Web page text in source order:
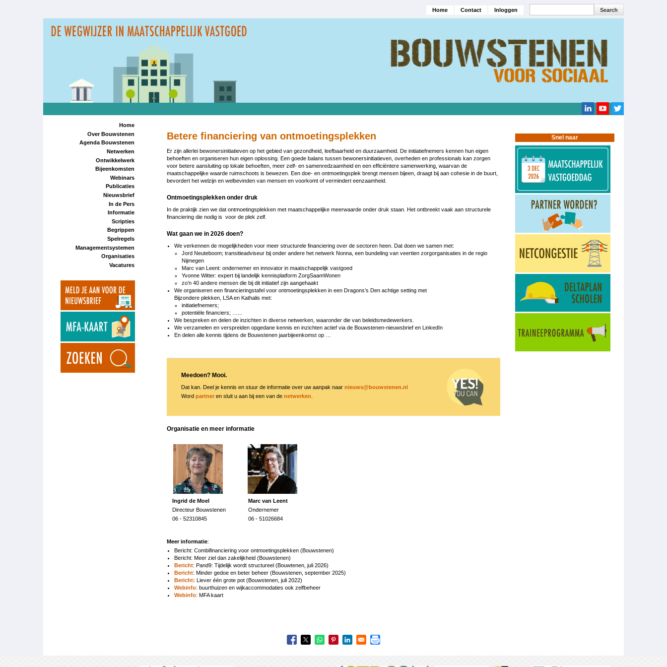
Search
Hoofdnavigatie
Home Contact Inloggen
Home
Over Bouwstenen
Agenda Bouwstenen
Netwerken
Ontwikkelwerk
Bijeenkomsten
Webinars
Publicaties
Nieuwsbrief
In de Pers
Informatie
Scripties
Begrippen
Spelregels
Managementsystemen
Organisaties
Vacatures
Betere financiering van ontmoetingsplekken
Er zijn allerlei bewonersinitiatieven op het gebied van gezondheid, leefbaarheid en duurzaamheid. De initiatiefnemers kennen hun eigen
behoeften en organiseren hun eigen oplossing. Een goede balans tussen bewonersinitiatieven, overheden en professionals kan zorgen
voor betere aansluiting op lokale behoeften, meer zelf- en samenredzaamheid en een efficiëntere samenwerking, waarvan de
maatschappelijke waarde ruimschoots is bewezen. Een doe- en ontmoetingsplek brengt mensen bijeen, draagt bij aan cohesie in de buurt,
bevordert het welzijn en welbevinden van mensen en voorkomt of vermindert eenzaamheid.
Ontmoetingsplekken onder druk
In de praktijk zien we dat ontmoetingsplekken met maatschappelijke meerwaarde onder druk staan. Het ontbreekt vaak aan structurele
financiering die nodig is voor de plek zelf.
Wat gaan we in 2026 doen?
We verkennen de mogelijkheden voor meer structurele financiering over de sectoren heen. Dat doen we samen met:
Jord Neuteboom; transitieadviseur bij onder andere het netwerk Nonna, een bundeling van veertien zorgorganisaties in de regio
Nijmegen
Marc van Leent: ondernemer en innovator in maatschappelijk vastgoed
Yvonne Witter: expert bij landelijk kennisplatform ZorgSaamWonen
zo’n 40 andere mensen die bij dit initiatief zijn aangehaakt
We organiseren een financieringstafel voor ontmoetingsplekken in een Dragons’s Den achtige setting met
Bijzondere plekken, LSA en Kathalis met:
initiatiefnemers;
potentiële financiers; …...
We bespreken en delen de inzichten in diverse netwerken, waaronder die van beleidsmedewerkers.
We verzamelen en verspreiden opgedane kennis en inzichten actief via de Bouwstenen-nieuwsbrief en LinkedIn
En delen alle kennis tijdens de Bouwstenen jaarbijeenkomst op …
Meedoen? Mooi.
Dat kan. Deel je kennis en stuur de informatie over uw aanpak naar nieuws@bouwstenen.nl
Word partner en sluit u aan bij een van de netwerken
Organisatie en meer informatie
Ingrid de Moel
Directeur Bouwstenen
06 - 52310845
Marc van Leent
Ondernemer
06 - 51026684
Meer informatie:
Bericht: Combifinanciering voor ontmoetingsplekken (Bouwstenen)
Bericht: Meer ziel dan zakelijkheid (Bouwstenen)
Bericht: Pand9: Tijdelijk wordt structureel (Bouwtenen, juli 2026)
Bericht: Minder gedoe en beter beheer (Bouwstenen, september 2025)
Bericht: Liever één grote pot (Bouwstenen, juli 2022)
Webinfo: buurthuizen en wijkaccommodaties ook zelfbeheer
Webinfo: MFA kaart
Snel naar